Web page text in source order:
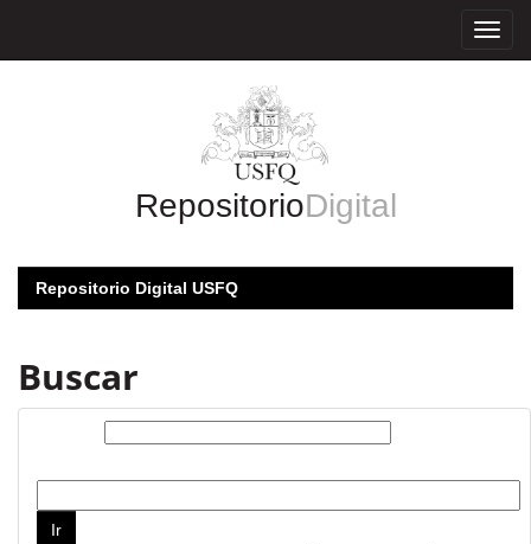
RepositorioDigital
Repositorio Digital USFQ
Buscar